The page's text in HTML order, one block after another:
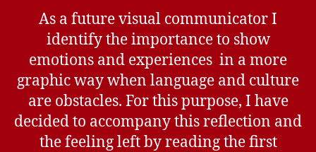
As a future visual communicator I
identify the importance to show
emotions and experiences in a more
graphic way when language and culture
are obstacles. For this purpose, I have
decided to accompany this reflection and
the feeling left by reading the first